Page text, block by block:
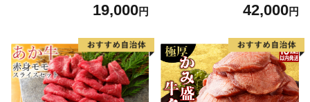
もの 果実 旬の果物 旬のフル
19,000円
6] カニ かに 蟹 たらばがに た
42,000円